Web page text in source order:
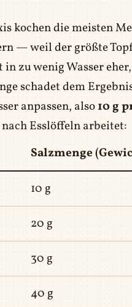
kochen die meisten
— weil der größte
in zu wenig Wasser
schadet dem
anpassen, also10 g
Esslöffeln arbeitet:
Salzmenge
10 g
20 g
30 g
40 g